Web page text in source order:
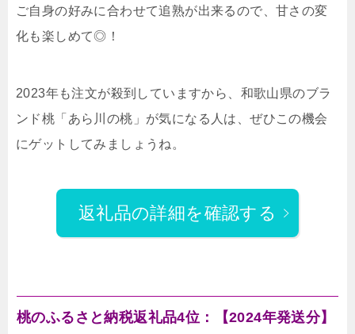
ご自身の好みに合わせて追熟が出来るので、甘さの変
化も楽しめて◎！
2023年も注文が殺到していますから、和歌山県のブラ
ンド桃「あら川の桃」が気になる人は、ぜひこの機会
にゲットしてみましょうね。
返礼品の詳細を確認する
桃のふるさと納税返礼品4位：【2024年発送分】